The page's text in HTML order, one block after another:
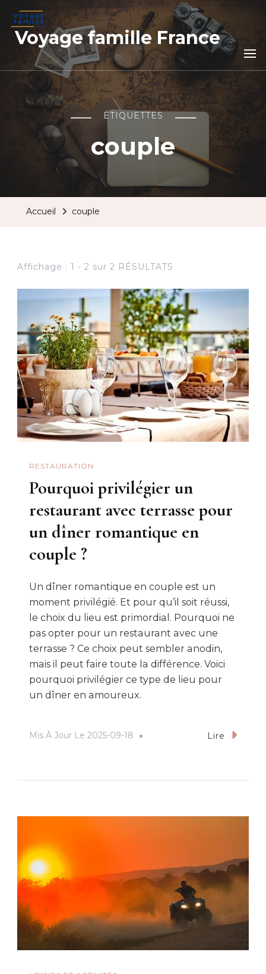
Voyage famille France
ÉTIQUETTES
couple
Accueil couple
Affichage : 1 - 2 sur 2 RÉSULTATS
RESTAURATION
Pourquoi privilégier un
restaurant avec terrasse pour
un dîner romantique en
couple ?
Un dîner romantique en couple est un
moment privilégié. Et pour qu’il soit réussi,
le choix du lieu est primordial. Pourquoi ne
pas opter pour un restaurant avec une
terrasse ? Ce choix peut sembler anodin,
mais il peut faire toute la différence. Voici
pourquoi privilégier ce type de lieu pour
un dîner en amoureux.
Mis À Jour Le 2025-09-18 Lire